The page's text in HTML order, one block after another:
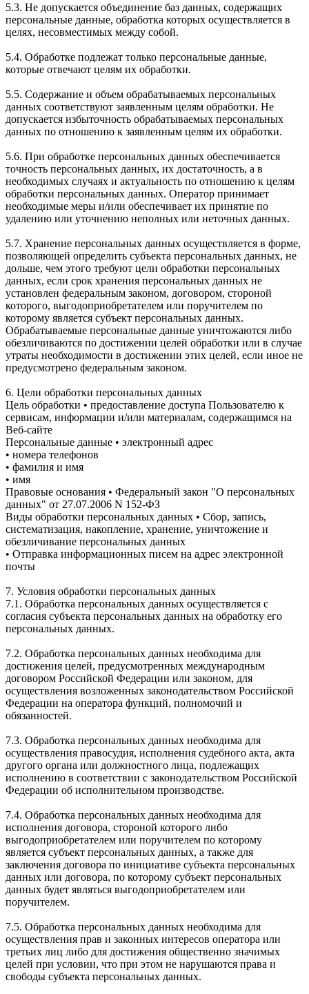
5.3. Не допускается объединение баз данных, содержащих
персональные данные, обработка которых осуществляется в
целях, несовместимых между собой.
5.4. Обработке подлежат только персональные данные,
которые отвечают целям их обработки.
5.5. Содержание и объем обрабатываемых персональных
данных соответствуют заявленным целям обработки. Не
допускается избыточность обрабатываемых персональных
данных по отношению к заявленным целям их обработки.
5.6. При обработке персональных данных обеспечивается
точность персональных данных, их достаточность, а в
необходимых случаях и актуальность по отношению к целям
обработки персональных данных. Оператор принимает
необходимые меры и/или обеспечивает их принятие по
удалению или уточнению неполных или неточных данных.
5.7. Хранение персональных данных осуществляется в форме,
позволяющей определить субъекта персональных данных, не
дольше, чем этого требуют цели обработки персональных
данных, если срок хранения персональных данных не
установлен федеральным законом, договором, стороной
которого, выгодоприобретателем или поручителем по
которому является субъект персональных данных.
Обрабатываемые персональные данные уничтожаются либо
обезличиваются по достижении целей обработки или в случае
утраты необходимости в достижении этих целей, если иное не
предусмотрено федеральным законом.
6. Цели обработки персональных данных
Цель обработки • предоставление доступа Пользователю к
сервисам, информации и/или материалам, содержащимся на
Веб-сайте
Персональные данные • электронный адрес
• номера телефонов
• фамилия и имя
• имя
Правовые основания • Федеральный закон "О персональных
данных" от 27.07.2006 N 152-ФЗ
Виды обработки персональных данных • Сбор, запись,
систематизация, накопление, хранение, уничтожение и
обезличивание персональных данных
• Отправка информационных писем на адрес электронной
почты
7. Условия обработки персональных данных
7.1. Обработка персональных данных осуществляется с
согласия субъекта персональных данных на обработку его
персональных данных.
7.2. Обработка персональных данных необходима для
достижения целей, предусмотренных международным
договором Российской Федерации или законом, для
осуществления возложенных законодательством Российской
Федерации на оператора функций, полномочий и
обязанностей.
7.3. Обработка персональных данных необходима для
осуществления правосудия, исполнения судебного акта, акта
другого органа или должностного лица, подлежащих
исполнению в соответствии с законодательством Российской
Федерации об исполнительном производстве.
7.4. Обработка персональных данных необходима для
исполнения договора, стороной которого либо
выгодоприобретателем или поручителем по которому
является субъект персональных данных, а также для
заключения договора по инициативе субъекта персональных
данных или договора, по которому субъект персональных
данных будет являться выгодоприобретателем или
поручителем.
7.5. Обработка персональных данных необходима для
осуществления прав и законных интересов оператора или
третьих лиц либо для достижения общественно значимых
целей при условии, что при этом не нарушаются права и
свободы субъекта персональных данных.